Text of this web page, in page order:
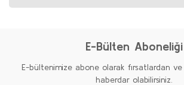
E-Bülten Aboneliği
E-bültenimize abone olarak fırsatlardan
haberdar olabilirsiniz.